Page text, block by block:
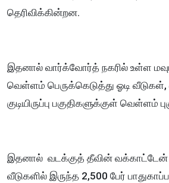
தெரிவிக்கின்றன.
இதனால் வார்க்வோர்த் நகரில் உள்ள
வெள்ளம் பெருக்கெடுத்து ஓடி
குடியிருப்பு பகுதிகளுக்குள் வெள்ளம்
இதனால் வடக்குத் தீவின் வக்காட்டேன்
வீடுகளில் இருந்த 2,500 பேர்